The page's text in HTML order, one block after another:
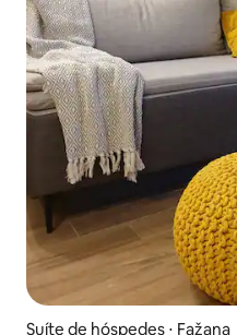
Suíte de hóspedes ⋅ Fažana